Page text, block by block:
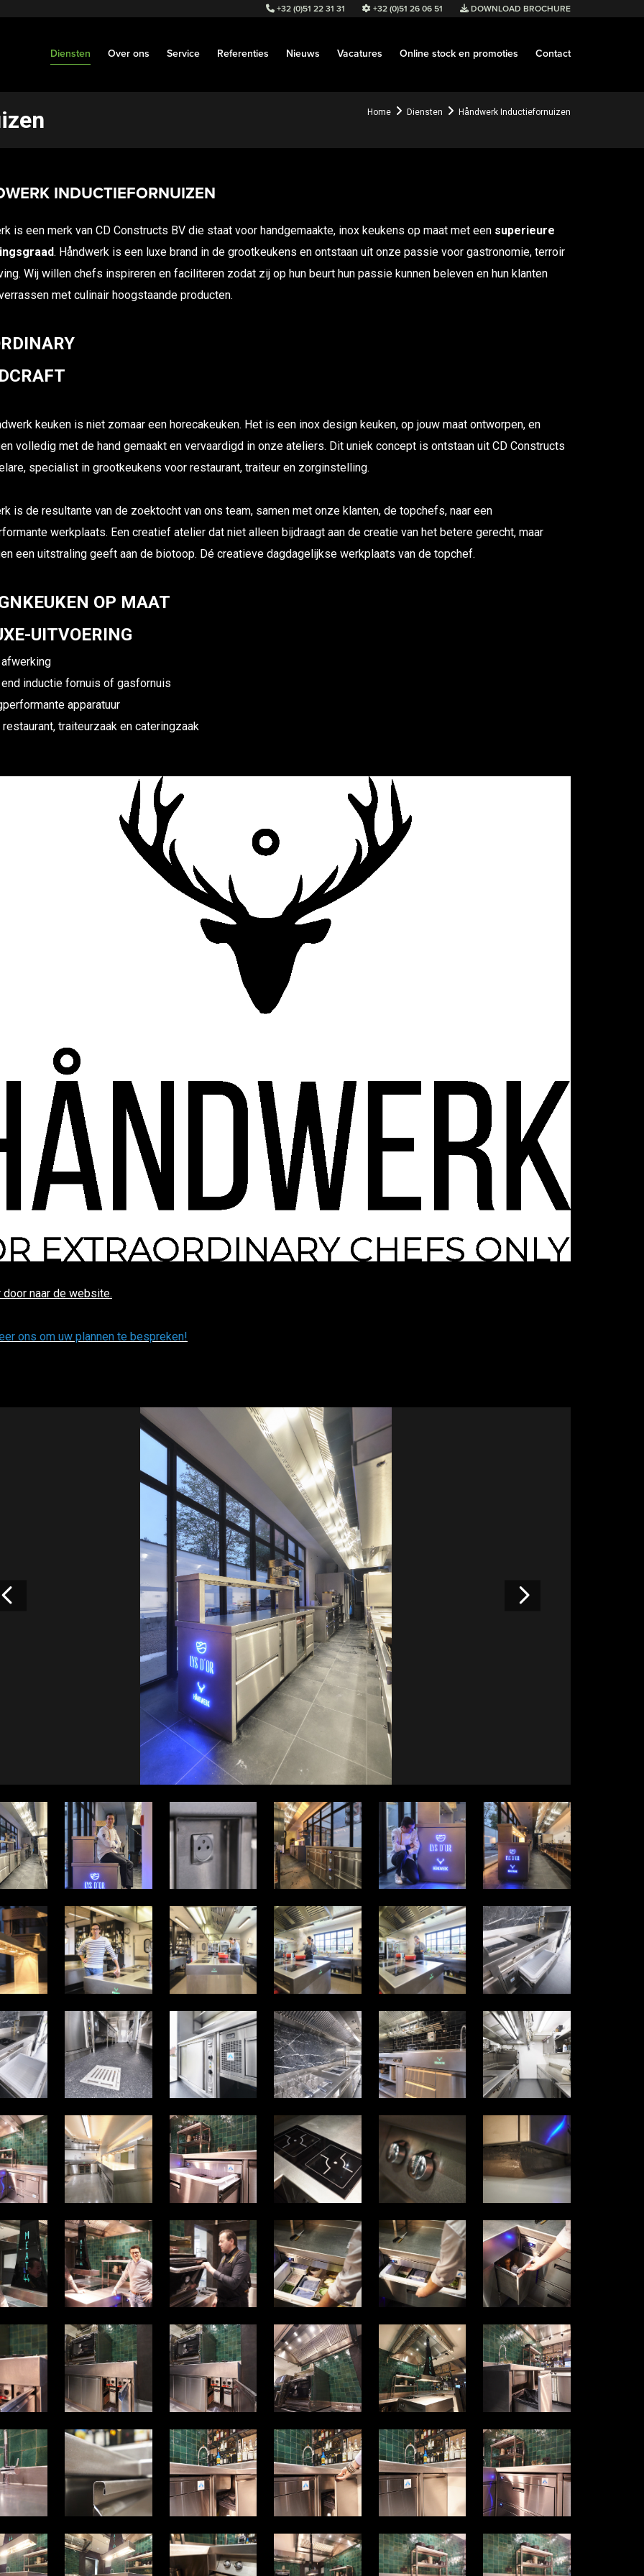
+32 (0)51 22 31 31 +32 (0)51 26 06 51 DOWNLOAD BROCHURE
Diensten Over ons Service Referenties Nieuws Vacatures Online stock en promoties Contact
Home Diensten Håndwerk Inductiefornuizen
INDUCTIEFORNUIZEN
is een merk van CD Constructs BV die staat voor handgemaakte, inox keukens op maat met een superieure
. Håndwerk is een luxe brand in de grootkeukens en ontstaan uit onze passie voor gastronomie, terroir
Wij willen chefs inspireren en faciliteren zodat zij op hun beurt hun passie kunnen beleven en hun klanten
met culinair hoogstaande producten.
keuken is niet zomaar een horecakeuken. Het is een inox design keuken, op jouw maat ontworpen, en
volledig met de hand gemaakt en vervaardigd in onze ateliers. Dit uniek concept is ontstaan uit CD Constructs
specialist in grootkeukens voor restaurant, traiteur en zorginstelling.
is de resultante van de zoektocht van ons team, samen met onze klanten, de topchefs, naar een
werkplaats. Een creatief atelier dat niet alleen bijdraagt aan de creatie van het betere gerecht, maar
een uitstraling geeft aan de biotoop. Dé creatieve dagdagelijkse werkplaats van de topchef.
OP MAAT
UITVOERING
inductie fornuis of gasfornuis
apparatuur
traiteurzaak en cateringzaak
door naar de website.
ons om uw plannen te bespreken!